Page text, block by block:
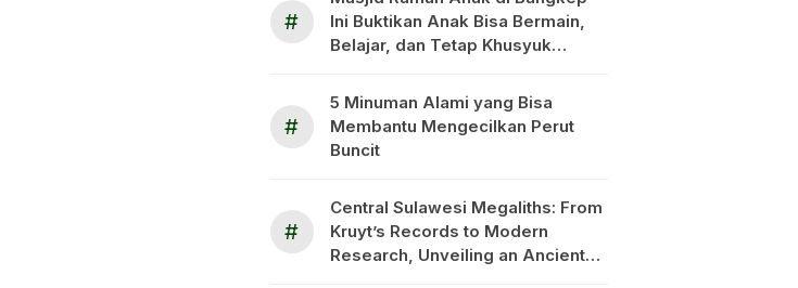
#
Ini Buktikan Anak Bisa Bermain,
Belajar, dan Tetap Khusyuk
#
5 Minuman Alami yang Bisa
Membantu Mengecilkan Perut
Buncit
#
Central Sulawesi Megaliths: From
Kruyt’s Records to Modern
Research, Unveiling an Ancient